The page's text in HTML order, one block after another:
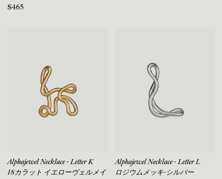
$465
Alphajewel Necklace - Letter K
18カラット イエローヴェルメイ
Alphajewel Necklace - Letter L
ロジウムメッキ-シルバー